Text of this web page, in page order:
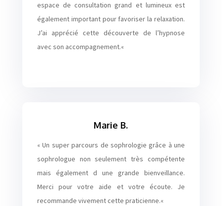
espace de consultation grand et lumineux est
également important pour favoriser la relaxation.
J’ai apprécié cette découverte de l’hypnose
avec son accompagnement.«
Marie B.
«Un super parcours de sophrologie grâce à une
sophrologue non seulement très compétente
mais également d une grande bienveillance.
Merci pour votre aide et votre écoute. Je
recommande vivement cette praticienne.«